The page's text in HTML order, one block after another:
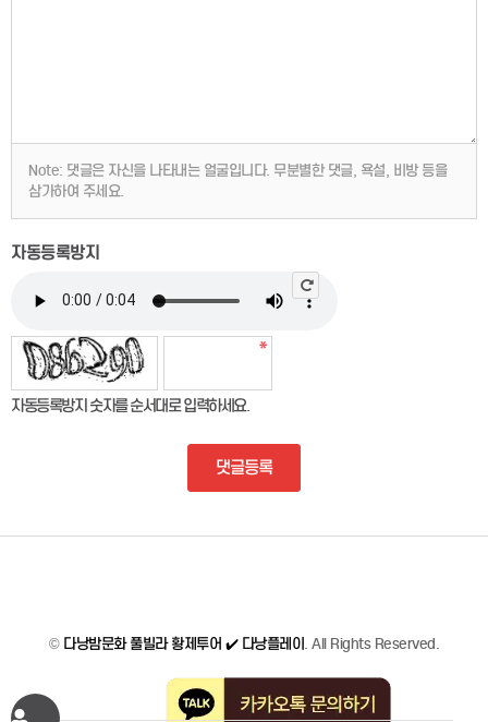
Note: 댓글은 자신을 나타내는 얼굴입니다. 무분별한 댓글, 욕설, 비방 등을
삼가하여 주세요.
자동등록방지
자동등록방지 숫자를 순서대로 입력하세요.
댓글등록
© 다낭밤문화 풀빌라 황제투어 ✔️ 다낭플레이 . All Rights Reserved.